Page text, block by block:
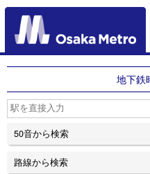
もどる
地下鉄
50音から検索
路線から検索